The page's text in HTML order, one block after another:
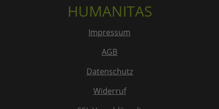
HUMANITAS
Impressum
AGB
Datenschutz
Widerruf